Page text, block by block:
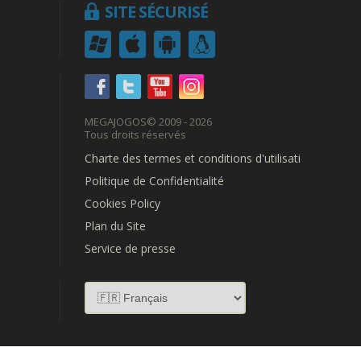
SITE SÉCURISÉ
MEGAJOGOS© 2009 - 2026
Tous droits réservés
Charte des termes et conditions d'utilisation
Politique de Confidentialité
Cookies Policy
Plan du Site
Service de presse